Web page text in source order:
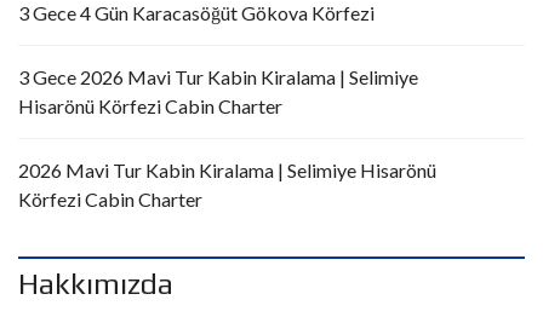
3 Gece 4 Gün Karacasöğüt Gökova Körfezi
3 Gece 2026 Mavi Tur Kabin Kiralama | Selimiye
Hisarönü Körfezi Cabin Charter
2026 Mavi Tur Kabin Kiralama | Selimiye Hisarönü
Körfezi Cabin Charter
Hakkımızda